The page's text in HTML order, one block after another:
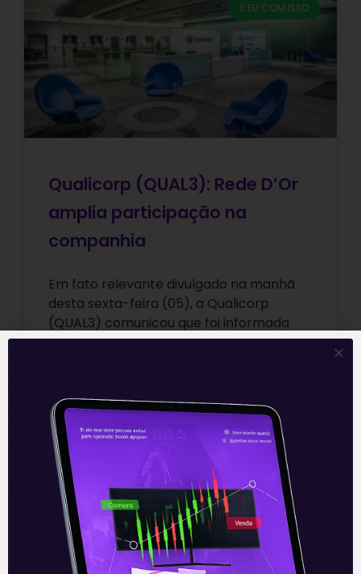
E EU COM ISSO
Qualicorp (QUAL3): Rede D’Or
amplia participação na
companhia
Em fato relevante divulgado na manhã
desta sexta-feira (05), a Qualicorp
(QUAL3) comunicou que foi informada
pela Rede D’Or São Luiz S.A. (RDOR3) que
Leia mais
05/02/2021
E EU COM ISSO